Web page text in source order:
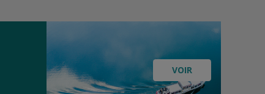
VOIR